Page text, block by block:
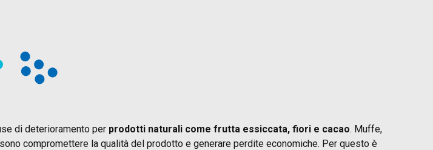
di deterioramento per prodotti naturali come frutta essiccata, fiori e cacao. Muffe,
compromettere la qualità del prodotto e generare perdite economiche. Per questo è